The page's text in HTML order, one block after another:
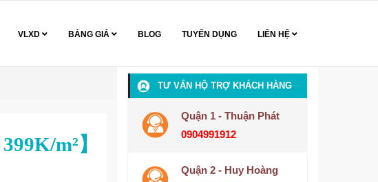
VLXD BẢNG GIÁ BLOG TUYỂN DỤNG LIÊN HỆ
m²】
TƯ VẤN HỘ TRỢ KHÁCH HÀNG
Quận 1 - Thuận Phát
0904991912
Quận 2 - Huy Hoàng